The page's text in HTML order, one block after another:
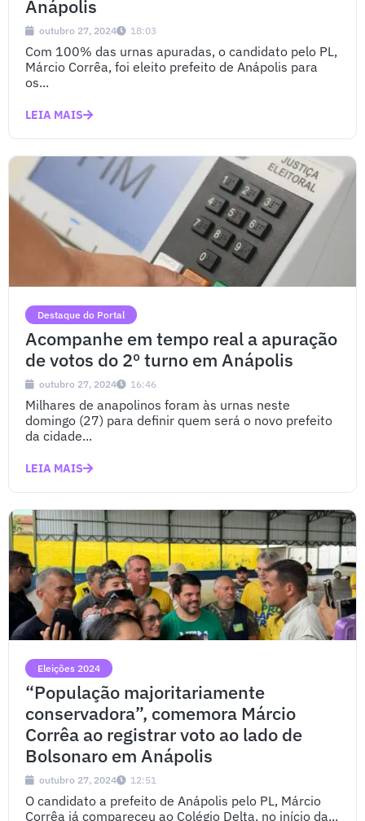
Anápolis
outubro 27, 2024 18:03
Com 100% das urnas apuradas, o candidato pelo PL,
Márcio Corrêa, foi eleito prefeito de Anápolis para
os...
LEIA MAIS
Destaque do Portal
Acompanhe em tempo real a apuração
de votos do 2º turno em Anápolis
outubro 27, 2024 16:46
Milhares de anapolinos foram às urnas neste
domingo (27) para definir quem será o novo prefeito
da cidade...
LEIA MAIS
Eleições 2024
“População majoritariamente
conservadora”, comemora Márcio
Corrêa ao registrar voto ao lado de
Bolsonaro em Anápolis
outubro 27, 2024 12:51
O candidato a prefeito de Anápolis pelo PL, Márcio
Corrêa já compareceu ao Colégio Delta, no início da...